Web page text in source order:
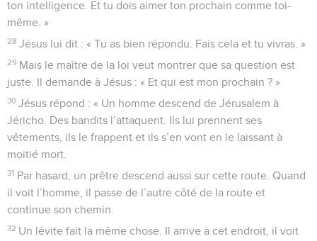
ton intelligence. Et tu dois aimer ton prochain comme toi-
même. »
28 Jésus lui dit : « Tu as bien répondu. Fais cela et tu vivras. »
29 Mais le maître de la loi veut montrer que sa question est
juste. Il demande à Jésus : « Et qui est mon prochain ? »
30 Jésus répond : « Un homme descend de Jérusalem à
Jéricho. Des bandits l’attaquent. Ils lui prennent ses
vêtements, ils le frappent et ils s’en vont en le laissant à
moitié mort.
31 Par hasard, un prêtre descend aussi sur cette route. Quand
il voit l’homme, il passe de l’autre côté de la route et
continue son chemin.
32 Un lévite fait la même chose. Il arrive à cet endroit, il voit